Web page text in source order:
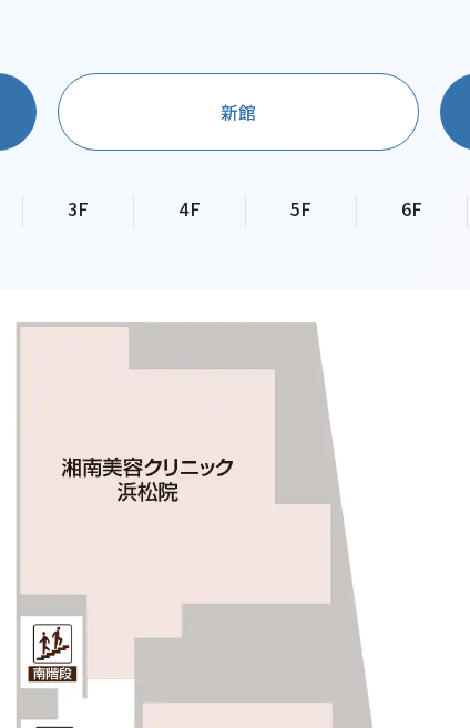
新館
3F 4F 5F 6F